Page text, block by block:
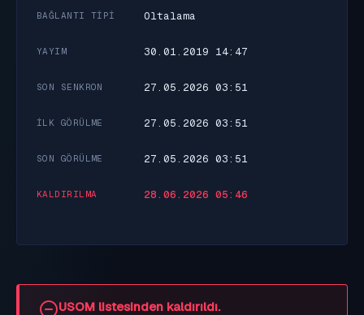
BAĞLANTI TIPI Oltalama
YAYIM 30.01.2019 14:47
SON SENKRON 27.05.2026 03:51
İLK GÖRÜLME 27.05.2026 03:51
SON GÖRÜLME 27.05.2026 03:51
KALDIRILMA 28.06.2026 05:46
USOM listesinden kaldırıldı.